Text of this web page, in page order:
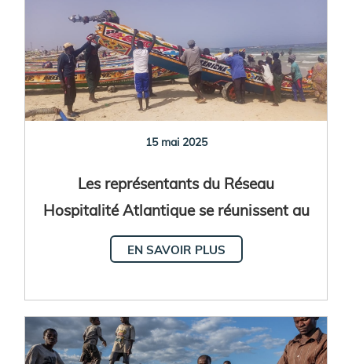
15 mai 2025
Les représentants du Réseau
Hospitalité Atlantique se réunissent au
Sénégal
EN SAVOIR PLUS